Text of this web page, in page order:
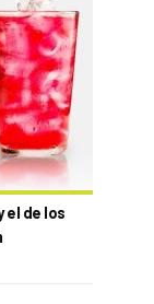
el de los